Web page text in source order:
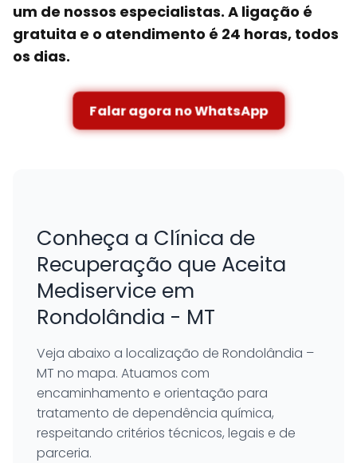
um de nossos especialistas. A ligação é
gratuita e o atendimento é 24 horas, todos
os dias.
Falar agora no WhatsApp
Conheça a Clínica de
Recuperação que Aceita
Mediservice em
Rondolândia - MT
Veja abaixo a localização de Rondolândia –
MT no mapa. Atuamos com
encaminhamento e orientação para
tratamento de dependência química,
respeitando critérios técnicos, legais e de
parceria.